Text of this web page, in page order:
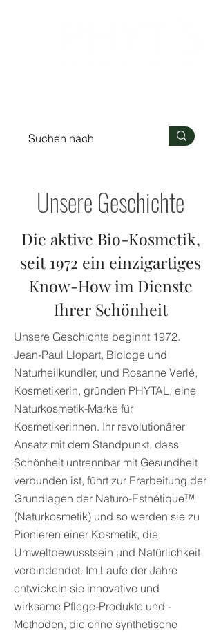
Unsere Geschichte
Die aktive Bio-Kosmetik,
seit 1972 ein einzigartiges
Know-How im Dienste
Ihrer Schönheit
Unsere Geschichte beginnt 1972.
Jean-Paul Llopart, Biologe und
Naturheilkundler, und Rosanne Verlé,
Kosmetikerin, gründen PHYTAL, eine
Naturkosmetik-Marke für
Kosmetikerinnen. Ihr revolutionärer
Ansatz mit dem Standpunkt, dass
Schönheit untrennbar mit Gesundheit
verbunden ist, führt zur Erarbeitung der
Grundlagen der Naturo-Esthétique™
(Naturkosmetik) und so werden sie zu
Pionieren einer Kosmetik, die
Umweltbewusstsein und Natürlichkeit
verbindendet. Im Laufe der Jahre
entwickeln sie innovative und
wirksame Pflege-Produkte und -
Methoden, die ohne synthetische